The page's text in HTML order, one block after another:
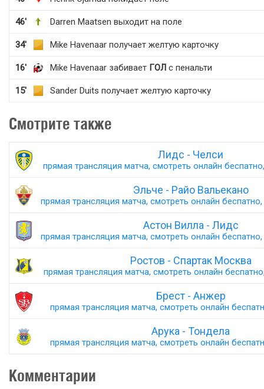
46' Darren Maatsen выходит на поле
34' Mike Havenaar получает желтую карточку
16' Mike Havenaar забивает ГОЛ с пенальти
15' Sander Duits получает желтую карточку
Смотрите также
Лидс - Челси
прямая трансляция матча, смотреть онлайн
Эльче - Райо Вальекано
прямая трансляция матча, смотреть онлайн
Астон Вилла - Лидс
прямая трансляция матча, смотреть онлайн
Ростов - Спартак Москва
прямая трансляция матча, смотреть онлайн
Брест - Анжер
прямая трансляция матча, смотреть онлайн
Арука - Тондела
прямая трансляция матча, смотреть онлайн
Комментарии